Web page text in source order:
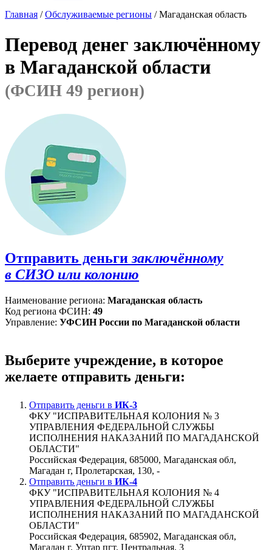
Главная /Обслуживаемые регионы / Магаданская область
Перевод денег заключённому
в Магаданской области
(ФСИН 49 регион)
Отправить деньги заключённому
в СИЗО или колонию
Наименование региона: Магаданская область
Код региона ФСИН: 49
Управление: УФСИН России по Магаданской области
Выберите учреждение, в которое
желаете отправить деньги:
Отправить деньги в ИК-3
ФКУ "ИСПРАВИТЕЛЬНАЯ КОЛОНИЯ № 3
УПРАВЛЕНИЯ ФЕДЕРАЛЬНОЙ СЛУЖБЫ
ИСПОЛНЕНИЯ НАКАЗАНИЙ ПО МАГАДАНСКОЙ
ОБЛАСТИ"
Российская Федерация, 685000, Магаданская обл,
Магадан г, Пролетарская, 130, -
Отправить деньги в ИК-4
ФКУ "ИСПРАВИТЕЛЬНАЯ КОЛОНИЯ № 4
УПРАВЛЕНИЯ ФЕДЕРАЛЬНОЙ СЛУЖБЫ
ИСПОЛНЕНИЯ НАКАЗАНИЙ ПО МАГАДАНСКОЙ
ОБЛАСТИ"
Российская Федерация, 685902, Магаданская обл,
Магадан г, Уптар пгт, Центральная, 3